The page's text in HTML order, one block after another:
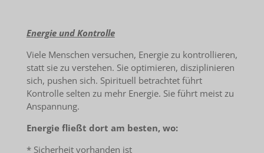
Energie und Kontrolle
Viele Menschen versuchen, Energie zu kontrollieren,
statt sie zu verstehen. Sie optimieren, disziplinieren
sich, pushen sich. Spirituell betrachtet führt
Kontrolle selten zu mehr Energie. Sie führt meist zu
Anspannung.
Energie fließt dort am besten, wo:
* Sicherheit vorhanden ist